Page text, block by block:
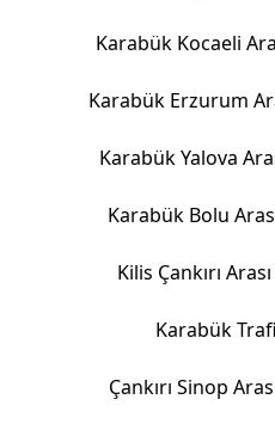
Karabük Kocaeli
Karabük Erzurum
Karabük Yalova
Karabük Bolu
Kilis Çankırı
Karabük
Çankırı Sinop